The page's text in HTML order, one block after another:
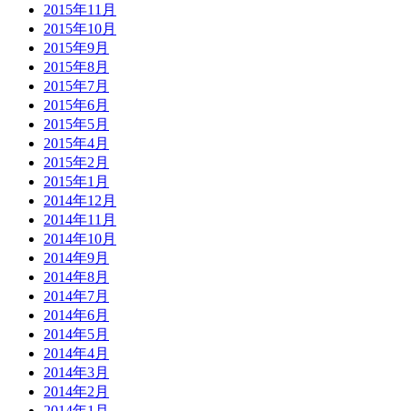
2015年11月
2015年10月
2015年9月
2015年8月
2015年7月
2015年6月
2015年5月
2015年4月
2015年2月
2015年1月
2014年12月
2014年11月
2014年10月
2014年9月
2014年8月
2014年7月
2014年6月
2014年5月
2014年4月
2014年3月
2014年2月